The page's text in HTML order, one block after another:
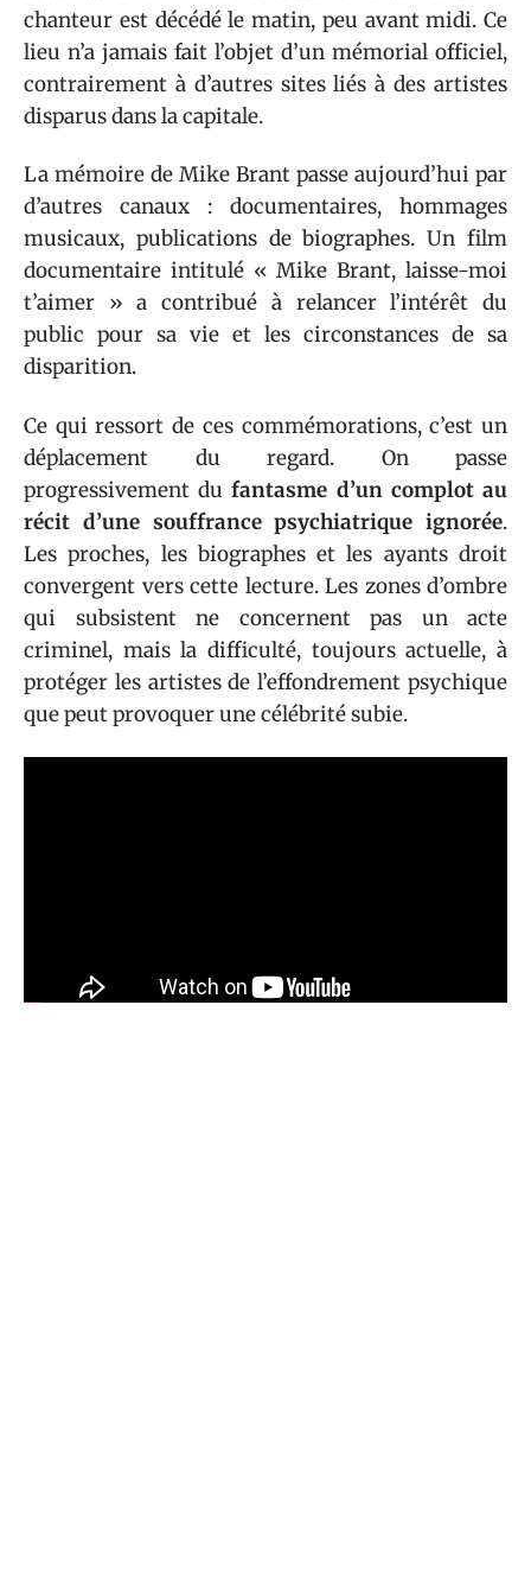
chanteur est décédé le matin, peu avant midi. Ce
lieu n’a jamais fait l’objet d’un mémorial officiel,
contrairement à d’autres sites liés à des artistes
disparus dans la capitale.
La mémoire de Mike Brant passe aujourd’hui par
d’autres canaux : documentaires, hommages
musicaux, publications de biographes. Un film
documentaire intitulé « Mike Brant, laisse-moi
t’aimer » a contribué à relancer l’intérêt du
public pour sa vie et les circonstances de sa
disparition.
Ce qui ressort de ces commémorations, c’est un
déplacement du regard. On passe
progressivement dufantasme d’un complot au
récit d’une souffrance psychiatrique ignorée.
Les proches, les biographes et les ayants droit
convergent vers cette lecture. Les zones d’ombre
qui subsistent ne concernent pas un acte
criminel, mais la difficulté, toujours actuelle, à
protéger les artistes de l’effondrement psychique
que peut provoquer une célébrité subie.